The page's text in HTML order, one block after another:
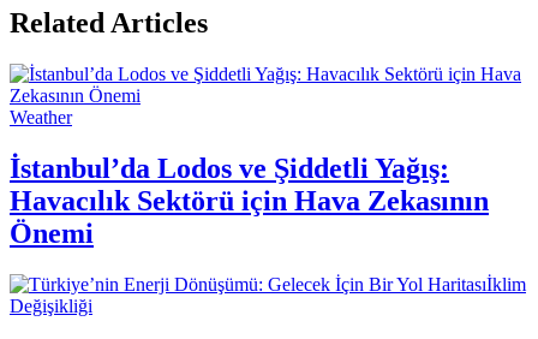
Related Articles
Weather
İstanbul’da Lodos ve Şiddetli Yağış:
Havacılık Sektörü için Hava Zekasının
Önemi
İklim
Değişikliği